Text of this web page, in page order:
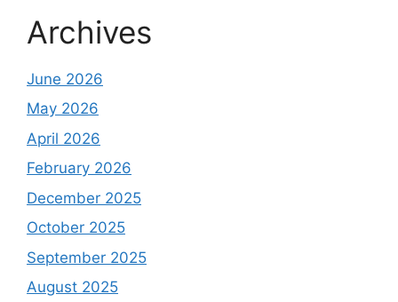
Archives
June 2026
May 2026
April 2026
February 2026
December 2025
October 2025
September 2025
August 2025